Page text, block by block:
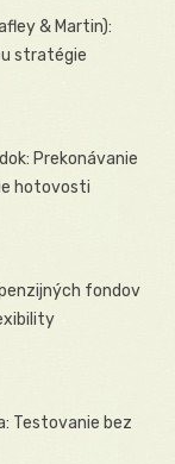
& Martin):
stratégie
Prekonávanie
hotovosti
fondov
Testovanie bez